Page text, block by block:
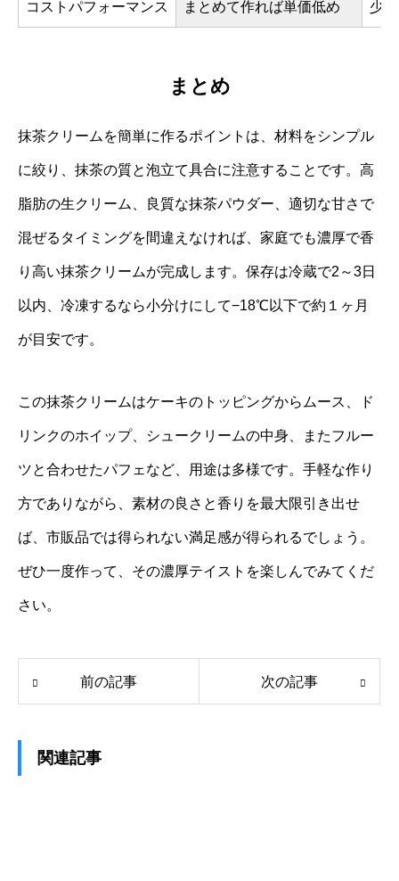
コストパフォーマンス まとめて作れば単価低め 少
まとめ
抹茶クリームを簡単に作るポイントは、材料をシンプル
に絞り、抹茶の質と泡立て具合に注意することです。高
脂肪の生クリーム、良質な抹茶パウダー、適切な甘さで
混ぜるタイミングを間違えなければ、家庭でも濃厚で香
り高い抹茶クリームが完成します。保存は冷蔵で2～3日
以内、冷凍するなら小分けにして−18℃以下で約１ヶ月
が目安です。
この抹茶クリームはケーキのトッピングからムース、ド
リンクのホイップ、シュークリームの中身、またフルー
ツと合わせたパフェなど、用途は多様です。手軽な作り
方でありながら、素材の良さと香りを最大限引き出せ
ば、市販品では得られない満足感が得られるでしょう。
ぜひ一度作って、その濃厚テイストを楽しんでみてくだ
さい。
前の記事 次の記事
関連記事